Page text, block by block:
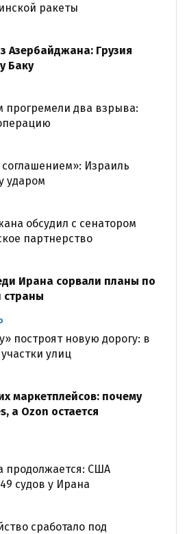
ракеты
Азербайджана: Грузия
Баку
прогремели два взрыва:
Израиль
ударом
обсудил с сенатором
партнерство
Ирана сорвали планы по
страны
построят новую дорогу: в
улиц
маркетплейсов: почему
а Ozon остается
продолжается: США
судов у Ирана
сработало под